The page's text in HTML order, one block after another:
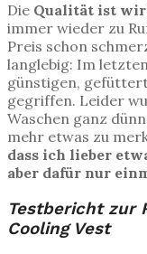
Die Qualität ist
immer wieder zu
Preis schon
langlebig: Im
günstigen,
gegriffen. Leider
Waschen ganz
mehr etwas zu
dass ich lieber
aber dafür nur
Testbericht zur
Cooling Vest